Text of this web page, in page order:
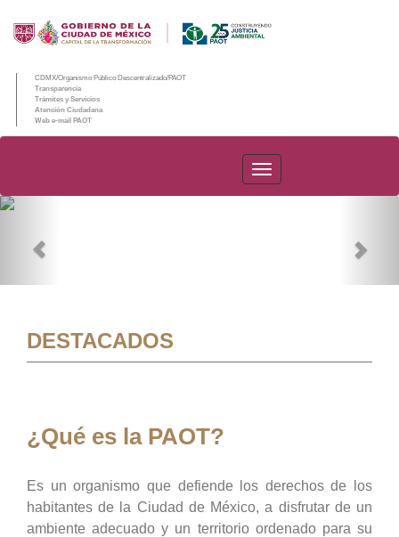
CDMX/Organismo Público Descentralizado/PAOT
Transparencia
Trámites y Servicios
Atención Ciudadana
Web e-mail PAOT
PAOT
DESTACADOS
¿Qué es la PAOT?
Es un organismo que defiende los derechos de los
habitantes de la Ciudad de México, a disfrutar de un
ambiente adecuado y un territorio ordenado para su